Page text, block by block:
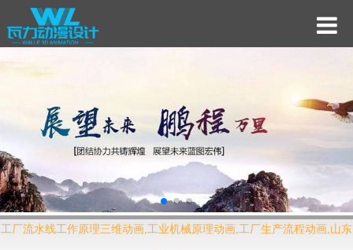
工厂流水线工作原理三维动画,工业机械原理动画,工厂生产流程动画,山东